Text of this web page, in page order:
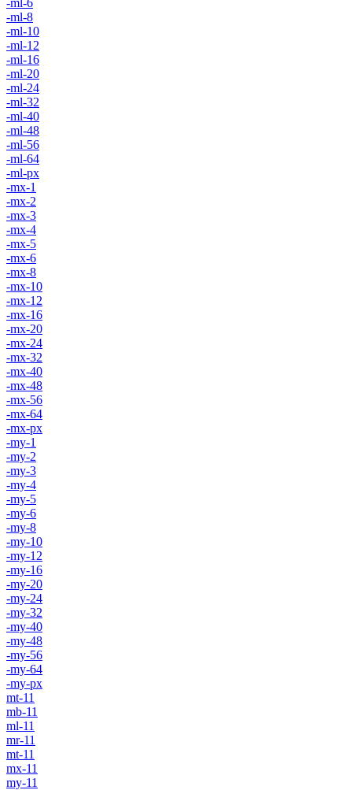
-ml-8
-ml-10
-ml-12
-ml-16
-ml-20
-ml-24
-ml-32
-ml-40
-ml-48
-ml-56
-ml-64
-ml-px
-mx-1
-mx-2
-mx-3
-mx-4
-mx-5
-mx-6
-mx-8
-mx-10
-mx-12
-mx-16
-mx-20
-mx-24
-mx-32
-mx-40
-mx-48
-mx-56
-mx-64
-mx-px
-my-1
-my-2
-my-3
-my-4
-my-5
-my-6
-my-8
-my-10
-my-12
-my-16
-my-20
-my-24
-my-32
-my-40
-my-48
-my-56
-my-64
-my-px
mt-11
mb-11
ml-11
mr-11
mt-11
mx-11
my-11